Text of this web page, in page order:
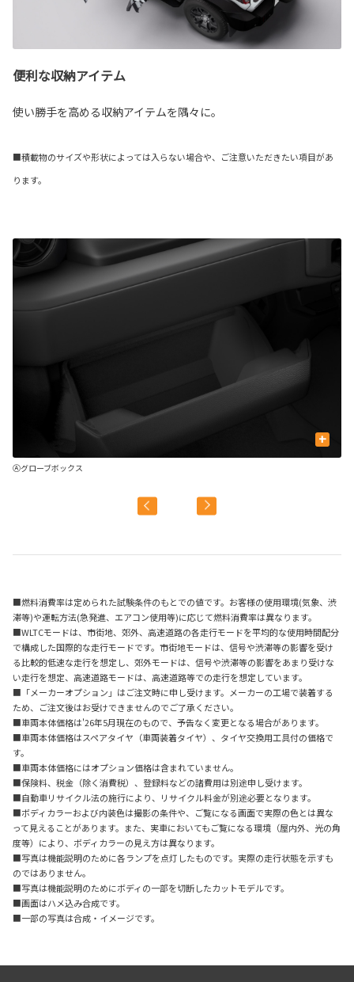
便利な収納アイテム
使い勝手を高める収納アイテムを隅々に。
■積載物のサイズや形状によっては入らない場合や、ご注意いただきたい項目があ
ります。
+
Ⓐグローブボックス
■燃料消費率は定められた試験条件のもとでの値です。お客様の使用環境(気象、渋
滞等)や運転方法(急発進、エアコン使用等)に応じて燃料消費率は異なります。
■WLTCモードは、市街地、郊外、高速道路の各走行モードを平均的な使用時間配分
で構成した国際的な走行モードです。市街地モードは、信号や渋滞等の影響を受け
る比較的低速な走行を想定し、郊外モードは、信号や渋滞等の影響をあまり受けな
い走行を想定、高速道路モードは、高速道路等での走行を想定しています。
■「メーカーオプション」はご注文時に申し受けます。メーカーの工場で装着する
ため、ご注文後はお受けできませんのでご了承ください。
■車両本体価格は'26年5月現在のもので、予告なく変更となる場合があります。
■車両本体価格はスペアタイヤ（車両装着タイヤ）、タイヤ交換用工具付の価格で
す。
■車両本体価格にはオプション価格は含まれていません。
■保険料、税金（除く消費税）、登録料などの諸費用は別途申し受けます。
■自動車リサイクル法の施行により、リサイクル料金が別途必要となります。
■ボディカラーおよび内装色は撮影の条件や、ご覧になる画面で実際の色とは異な
って見えることがあります。また、実車においてもご覧になる環境（屋内外、光の角
度等）により、ボディカラーの見え方は異なります。
■写真は機能説明のために各ランプを点灯したものです。実際の走行状態を示すも
のではありません。
■写真は機能説明のためにボディの一部を切断したカットモデルです。
■画面はハメ込み合成です。
■一部の写真は合成・イメージです。